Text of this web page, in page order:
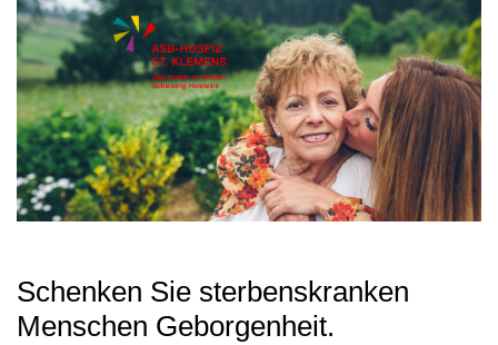
Schenken Sie sterbenskranken
Menschen Geborgenheit.